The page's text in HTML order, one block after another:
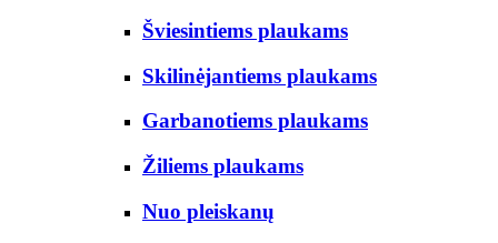
Šviesintiems plaukams
Skilinėjantiems plaukams
Garbanotiems plaukams
Žiliems plaukams
Nuo pleiskanų